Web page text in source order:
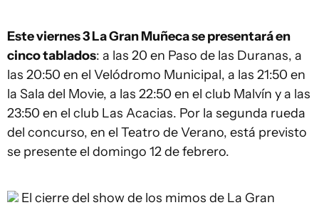
Este viernes 3 La Gran Muñeca se presentará en
cinco tablados: a las 20 en Paso de las Duranas, a
las 20:50 en el Velódromo Municipal, a las 21:50 en
la Sala del Movie, a las 22:50 en el club Malvín y a las
23:50 en el club Las Acacias. Por la segunda rueda
del concurso, en el Teatro de Verano, está previsto
se presente el domingo 12 de febrero.
El cierre del show de los mimos de La Gran